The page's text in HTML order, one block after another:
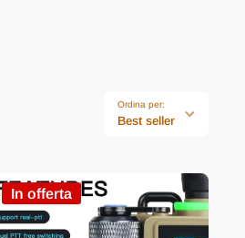
Ordina per:
Best seller
In offerta